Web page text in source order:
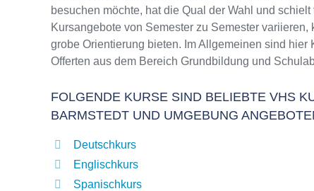
besuchen möchte, hat die Qual der Wahl und
Kursangebote von Semester zu Semester
grobe Orientierung bieten. Im Allgemeinen sind
Offerten aus dem Bereich Grundbildung und
FOLGENDE KURSE SIND BELIEBTE VHS
BARMSTEDT UND UMGEBUNG
Deutschkurs
Englischkurs
Spanischkurs